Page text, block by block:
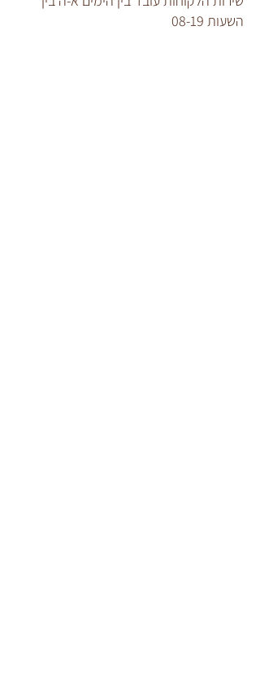
השעות 08-19